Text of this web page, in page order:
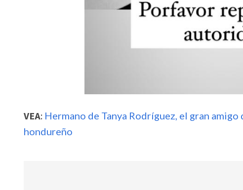
VEA: Hermano de Tanya Rodríguez, el gran
hondureño